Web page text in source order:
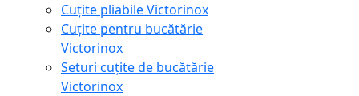
Cuțite pliabile Victorinox
Cuțite pentru bucătărie
Victorinox
Seturi cuțite de bucătărie
Victorinox